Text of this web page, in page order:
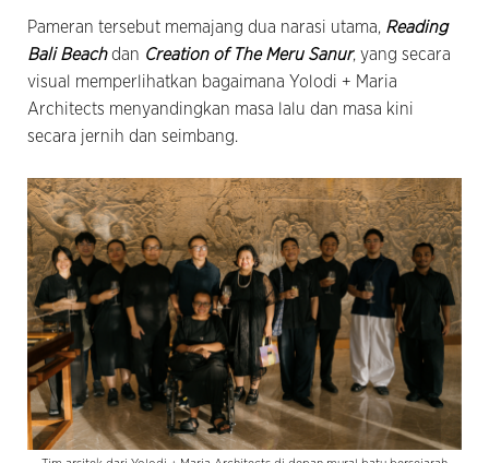
Pameran tersebut memajang dua narasi utama, Reading
Bali Beachdan Creation of The Meru Sanur, yang secara
visual memperlihatkan bagaimana Yolodi + Maria
Architects menyandingkan masa lalu dan masa kini
secara jernih dan seimbang.